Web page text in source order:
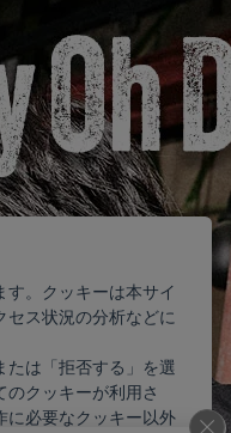
。クッキーは本サイ
たは「拒否する」を選
クッキーが利用さ
に必要なクッキー以外
客様が同意しない限
ッキー以外が利用され